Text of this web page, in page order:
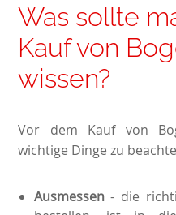
Was sollte
Kauf von
wissen?
Vor dem Kauf von
wichtige Dinge zu
Ausmessen- die